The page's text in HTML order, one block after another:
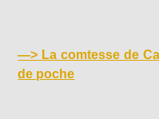
—> La comtesse de
de poche